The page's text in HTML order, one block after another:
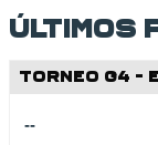
Últimos
TORNEO G4 -
--